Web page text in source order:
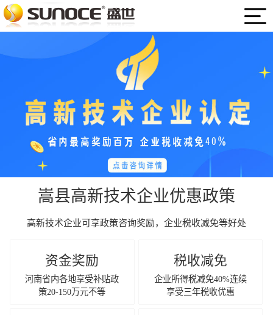
嵩县高新技术企业优惠政策
高新技术企业可享政策咨询奖励，企业税收减免等好处
资金奖励
河南省内各地享受补贴政
策20-150万元不等
税收减免
企业所得税减免40%连续
享受三年税收优惠